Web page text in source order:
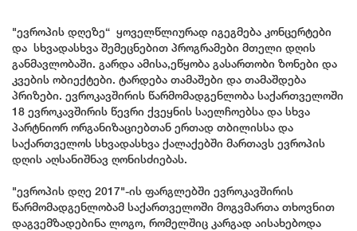
"ევროპის დღეზე“ ყოველწლიურად იგეგმება კონცერტები
და სხვადასხვა შემეცნებით პროგრამები მთელი დღის
განმავლობაში. გარდა ამისა,ეწყობა გასართობი ზონები და
კვების ობიექტები. ტარდება თამაშები და თამაშდება
პრიზები. ევროკავშირის წარმომადგენლობა საქართველოში
18 ევროკავშირის წევრი ქვეყნის საელჩოებსა და სხვა
პარტნიორ ორგანიზაციებთან ერთად თბილისსა და
საქართველოს სხვადასხვა ქალაქებში მართავს ევროპის
დღის აღსანიშნავ ღონისძიებას.
"ევროპის დღე 2017"-ის ფარგლებში ევროკავშირის
წარმომადგენლობამ საქართველოში მოგვმართა თხოვნით
დაგვემზადებინა ლოგო, რომელშიც კარგად აისახებოდა